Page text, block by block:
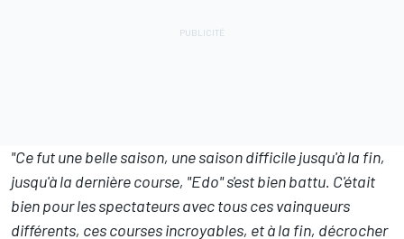
"Ce fut une belle saison, une saison difficile jusqu'à la fin,
jusqu'à la dernière course, "Edo" s'est bien battu. C'était
bien pour les spectateurs avec tous ces vainqueurs
différents, ces courses incroyables, et à la fin, décrocher